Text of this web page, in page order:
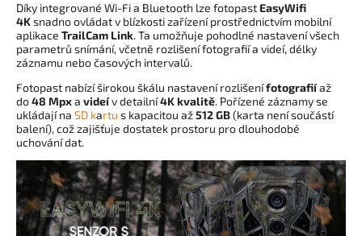
Díky integrované Wi-Fi a Bluetooth lze fotopastEasyWifi
4Ksnadno ovládat v blízkosti zařízení prostřednictvím mobilní
aplikace TrailCam Link. Ta umožňuje pohodlné nastavení všech
parametrů snímání, včetně rozlišení fotografií a videí, délky
záznamu nebo časových intervalů.
Fotopast nabízí širokou škálu nastavení rozlišenífotografiíaž
do48 Mpxa videív detailní4K kvalitě. Pořízené záznamy se
ukládají na SD kartu s kapacitou až512 GB(karta není součástí
balení), což zajišťuje dostatek prostoru pro dlouhodobé
uchování dat.